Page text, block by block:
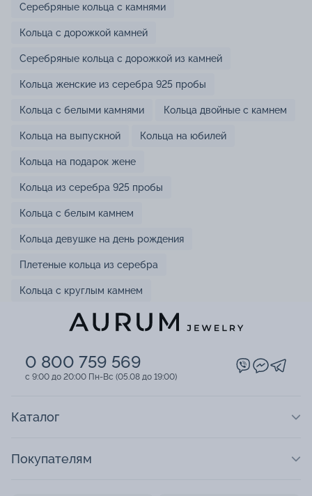
Серебряные кольца с камнями
Кольца с дорожкой камней
Серебряные кольца с дорожкой из камней
Кольца женские из серебра 925 пробы
Кольца с белыми камнями Кольца двойные с камнем
Кольца на выпускной Кольца на юбилей
Кольца на подарок жене
Кольца из серебра 925 пробы
Кольца с белым камнем
Кольца девушке на день рождения
Плетеные кольца из серебра
Кольца с круглым камнем
0 800 759 569
c 9:00 до 20:00 Пн-Вс (05.08 до 19:00)
Каталог
Покупателям